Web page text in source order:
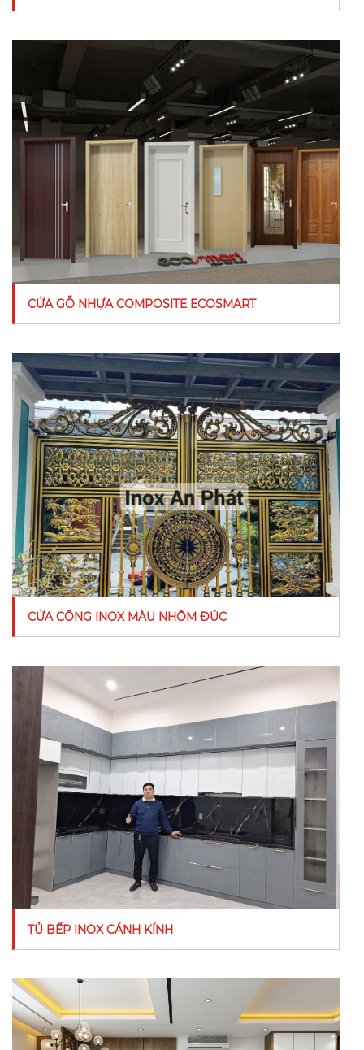
CỬA GỖ NHỰA COMPOSITE ECOSMART
CỬA CỔNG INOX MÀU NHÔM ĐÚC
TỦ BẾP INOX CÁNH KÍNH